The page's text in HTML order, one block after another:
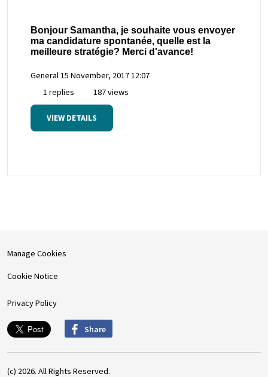
Bonjour Samantha, je souhaite vous envoyer
ma candidature spontanée, quelle est la
meilleure stratégie? Merci d'avance!
General15 November, 2017 12:07
1 replies
187 views
VIEW DETAILS
Manage Cookies
Cookie Notice
Privacy Policy
Share
(c) 2026. All Rights Reserved.